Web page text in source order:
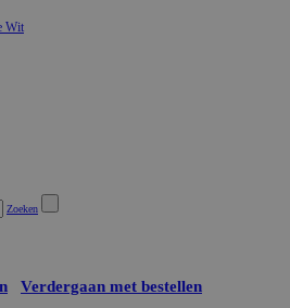
Wit
Zoeken
Verdergaan met bestellen